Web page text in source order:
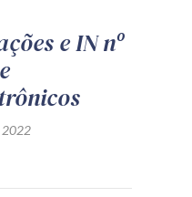
e IN nº
2022